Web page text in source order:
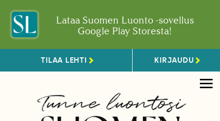
Lataa Suomen Luonto -sovellus
Google Play Storesta!
TILAA LEHTI KIRJAUDU